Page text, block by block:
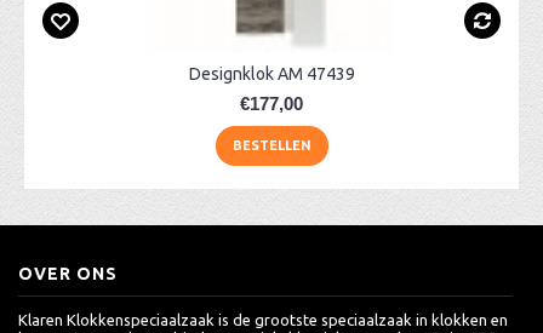
Designklok AM 47439
€177,00
BESTELLEN
OVER ONS
Klaren Klokkenspeciaalzaak is de grootste speciaalzaak in klokken en